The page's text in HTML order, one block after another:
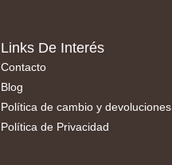
Links De Interés
Contacto
Blog
Política de cambio y devoluciones
Política de Privacidad